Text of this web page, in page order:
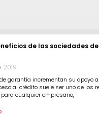
de las sociedades
garantía incrementan su apoyo
al crédito suele ser uno de los
cualquier empresario,